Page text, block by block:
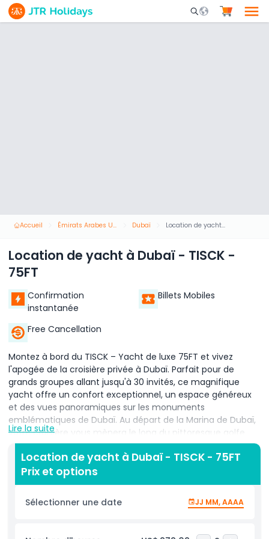
Mobile Search
Accueil Émirats Arabes Unis Dubaï Location de yacht à Dubaï - TISCK - 75FT
Location de yacht à Dubaï - TISCK -
75FT
Confirmation
instantanée
Billets Mobiles
Free Cancellation
Montez à bord du TISCK – Yacht de luxe 75FT et vivez
l'apogée de la croisière privée à Dubaï. Parfait pour de
grands groupes allant jusqu'à 30 invités, ce magnifique
yacht offre un confort exceptionnel, un espace généreux
et des vues panoramiques sur les monuments
emblématiques de Dubaï. Au départ de la Marina de Dubaï,
votre croisière vous mènera le long du pittoresque golfe
Arabique en passant par Ain Dubaï, la ligne d'horizon de JBR,
Palm Jumeirah, Atlantis The Palm et le célèbre Burj Al Arab.
Le yacht dispose de plusieurs zones d'assise, d'un vaste
pont soleil, d'un salon intérieur et de cabines bien
aménagées, offrant une véritable expérience VIP sur l'eau.
Un capitaine professionnel et un équipage garantissent un
l'eau minérale, des serviettes et des gilets de sauvetage
Lire la suite
Location de yacht à Dubaï - TISCK - 75FT
Prix et options
Sélectionner une date JJ MM, AAAA